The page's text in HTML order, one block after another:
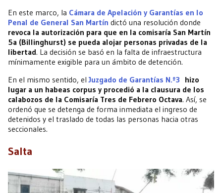
En este marco, la Cámara de Apelación y Garantías en lo
Penal de General San Martín dictó una resolución donde
revoca la autorización para que en la comisaría San Martín
5a (Billinghurst) se pueda alojar personas privadas de la
libertad. La decisión se basó en la falta de infraestructura
mínimamente exigible para un ámbito de detención.
En el mismo sentido, elJuzgado de Garantías N.º3 hizo
lugar a un habeas corpus y procedió a la clausura de los
calabozos de la Comisaría Tres de Febrero Octava. Así, se
ordenó que se detenga de forma inmediata el ingreso de
detenidos y el traslado de todas las personas hacia otras
seccionales.
Salta